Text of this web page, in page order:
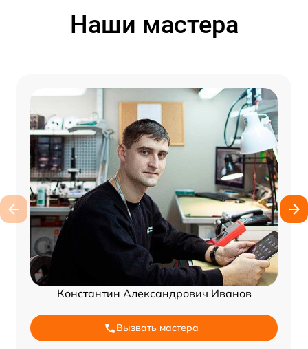
Наши мастера
Константин Александрович Иванов
Вызвать мастера